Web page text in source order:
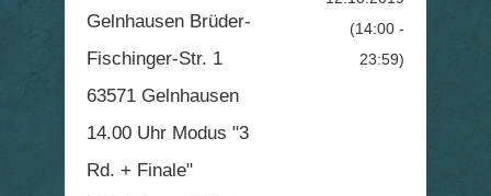
Gelnhausen Brüder-
Fischinger-Str. 1
63571 Gelnhausen
14.00 Uhr Modus "3
Rd. + Finale"
(14:00 -
23:59)